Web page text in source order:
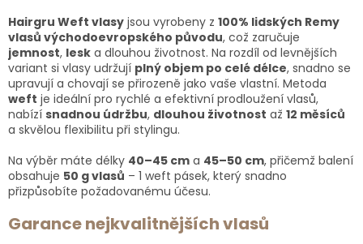
Hairgru Weft vlasy jsou vyrobeny z 100% lidských Remy
vlasů východoevropského původu, což zaručuje
jemnost, lesk a dlouhou životnost. Na rozdíl od levnějších
variant si vlasy udržují plný objem po celé délce, snadno se
upravují a chovají se přirozeně jako vaše vlastní. Metoda
weft je ideální pro rychlé a efektivní prodloužení vlasů,
nabízí snadnou údržbu, dlouhou životnost až 12 měsíců
a skvělou flexibilitu při stylingu.
Na výběr máte délky 40–45 cm a 45–50 cm, přičemž balení
obsahuje 50 g vlasů – 1 weft pásek, který snadno
přizpůsobíte požadovanému účesu.
Garance nejkvalitnějších vlasů